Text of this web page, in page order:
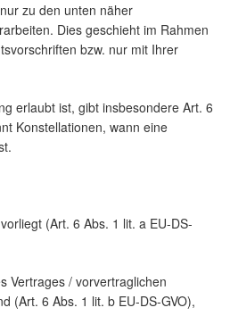
zu den unten näher
Dies geschieht im Rahmen
bzw. nur mit Ihrer
erlaubt ist, gibt insbesondere Art. 6
Konstellationen, wann eine
(Art. 6 Abs. 1 lit. a EU-DS-
Vertrages / vorvertraglichen
(Art. 6 Abs. 1 lit. b EU-DS-GVO),